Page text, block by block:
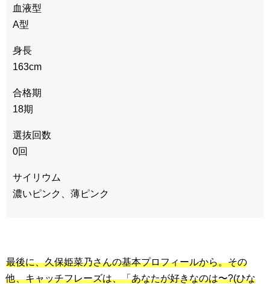
血液型
A型
身長
163cm
合格期
18期
選抜回数
0回
サイリウム
濃いピンク、薄ピンク
最後に、久保姫菜乃さんの基本プロフィールから。その
他、キャッチフレーズは、「あなたが好きなのは〜?(ひな